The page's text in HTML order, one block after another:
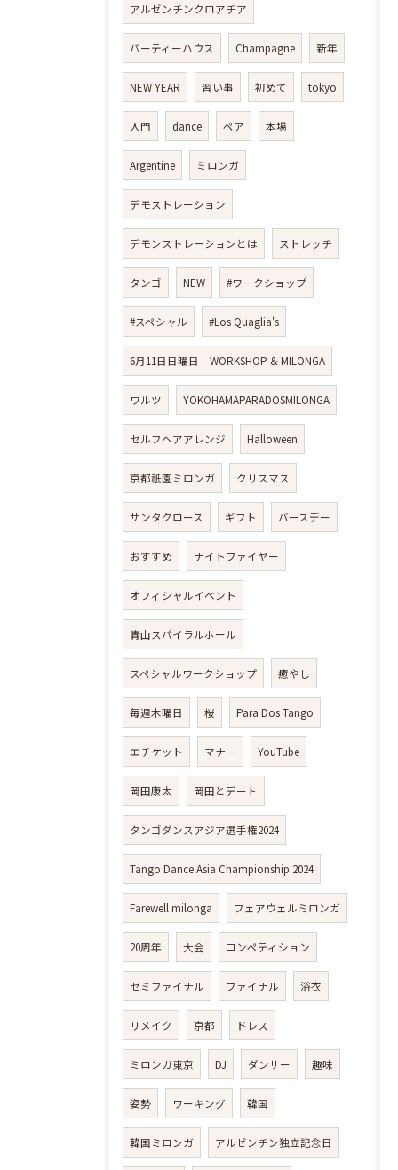
アルゼンチンクロアチア
パーティーハウス Champagne 新年
NEW YEAR 習い事 初めて tokyo
入門 dance ペア 本場
Argentine ミロンガ
デモストレーション
デモンストレーションとは ストレッチ
タンゴ NEW #ワークショップ
#スペシャル #Los Quaglia's
6月11日日曜日 WORKSHOP & MILONGA
ワルツ YOKOHAMAPARADOSMILONGA
セルフヘアアレンジ Halloween
京都祇園ミロンガ クリスマス
サンタクロース ギフト バースデー
おすすめ ナイトファイヤー
オフィシャルイベント
青山スパイラルホール
スペシャルワークショップ 癒やし
毎週木曜日 桜 Para Dos Tango
エチケット マナー YouTube
岡田康太 岡田とデート
タンゴダンスアジア選手権2024
Tango Dance Asia Championship 2024
Farewell milonga フェアウェルミロンガ
20周年 大会 コンペティション
セミファイナル ファイナル 浴衣
リメイク 京都 ドレス
ミロンガ東京 DJ ダンサー 趣味
姿勢 ワーキング 韓国
韓国ミロンガ アルゼンチン独立記念日